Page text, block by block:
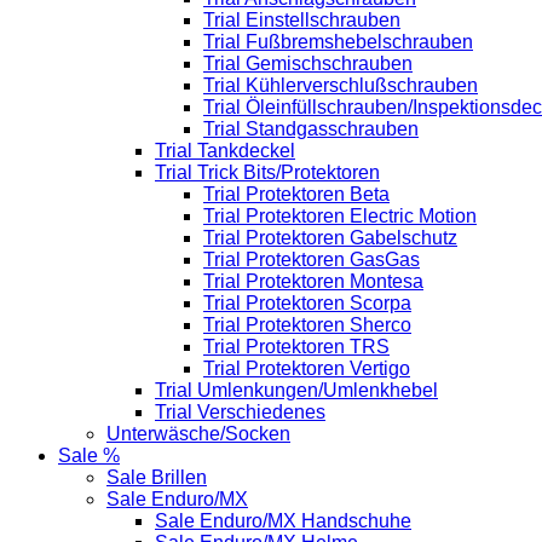
Trial Einstellschrauben
Trial Fußbremshebelschrauben
Trial Gemischschrauben
Trial Kühlerverschlußschrauben
Trial Öleinfüllschrauben/
Trial Standgasschrauben
Trial Tankdeckel
Trial Trick Bits/Protektoren
Trial Protektoren Beta
Trial Protektoren Electric Motion
Trial Protektoren Gabelschutz
Trial Protektoren GasGas
Trial Protektoren Montesa
Trial Protektoren Scorpa
Trial Protektoren Sherco
Trial Protektoren TRS
Trial Protektoren Vertigo
Trial Umlenkungen/Umlenkhebel
Trial Verschiedenes
Unterwäsche/Socken
Sale %
Sale Brillen
Sale Enduro/MX
Sale Enduro/MX Handschuhe